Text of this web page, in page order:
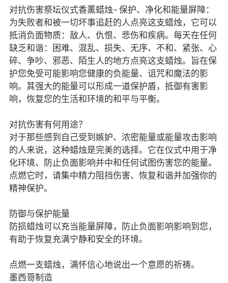
对抗伤害祭坛仪式香薰蜡烛– 保护、净化和能量屏障：
为失败者和被一切坏事追赶的人点亮这支蜡烛，它可以
抵消负面物质：敌人、仇恨、悲伤和疾病。每天在任何
缺乏和谐：困难、混乱、损失、无序、不和、紧张、心
碎、争吵、邪恶、陌生人的地方点亮这支蜡烛。旨在保
护您免受可能影响您健康的负能量、诅咒和魔法的影
响。其强大的能量可以形成一道保护盾，抵御有害影
响，恢复您的生活和环境的和平与平衡。
对抗伤害有何用途？
对于那些感到自己受到嫉妒、浓密能量或能量攻击影响
的人来说，这种蜡烛是完美的选择。它在仪式中用于净
化环境、防止负面影响并中和任何试图伤害您的能量。
点燃它时，请集中精力阻挡伤害、恢复和谐并加强你的
精神保护。
防御与保护能量
防损蜡烛可以充当能量屏障，防止负面影响影响到您，
有助于恢复充满宁静和安全的环境。
点燃一支蜡烛，满怀信心地说出一个意愿的祈祷。
墨西哥制造